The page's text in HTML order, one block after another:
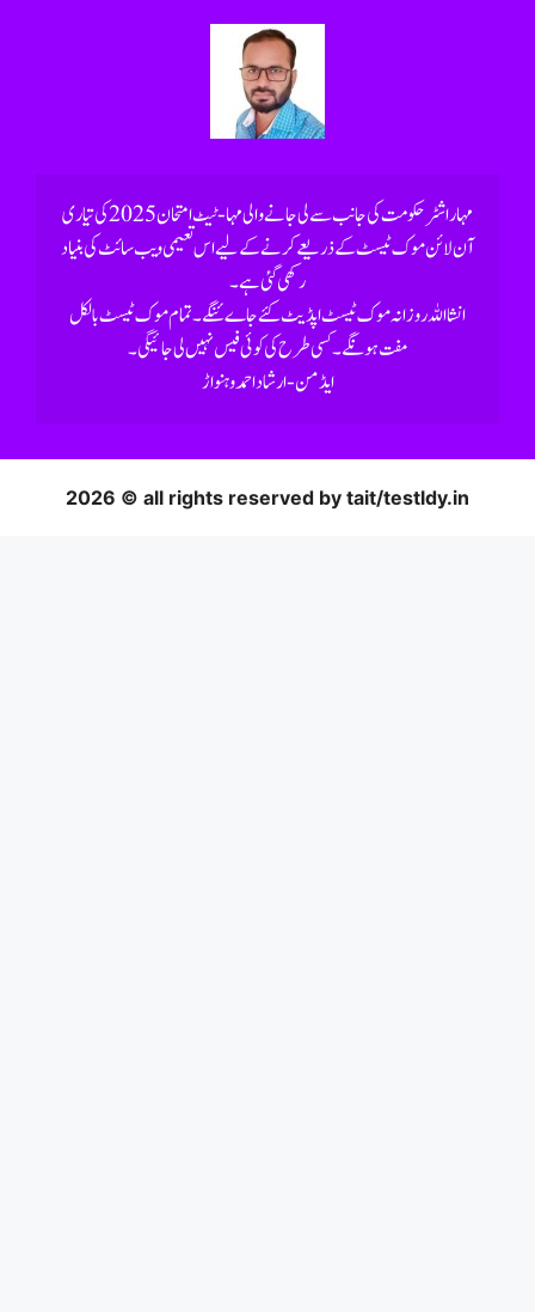
رکھی گئی ہے۔
ایڈمن- ارشاد احمد وہنواڑ
2026 © all rights reserved by tait/testldy.in